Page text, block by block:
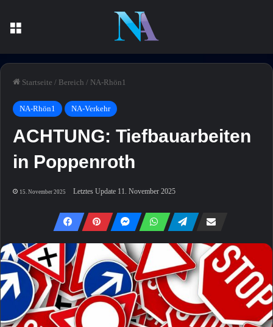
Startseite / Bereich / NA-Rhön1
NA-Rhön1 NA-Verkehr
ACHTUNG: Tiefbauarbeiten
in Poppenroth
15. November 2025 Letztes Update 11. November 2025